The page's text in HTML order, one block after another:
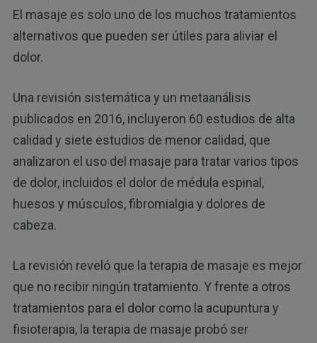
El masaje es solo uno de los muchos tratamientos
alternativos que pueden ser útiles para aliviar el
dolor.
Una revisión sistemática y un metaanálisis
publicados en 2016, incluyeron 60 estudios de alta
calidad y siete estudios de menor calidad, que
analizaron el uso del masaje para tratar varios tipos
de dolor, incluidos el dolor de médula espinal,
huesos y músculos, fibromialgia y dolores de
cabeza.
La revisión reveló que la terapia de masaje es mejor
que no recibir ningún tratamiento. Y frente a otros
tratamientos para el dolor como la acupuntura y
fisioterapia, la terapia de masaje probó ser